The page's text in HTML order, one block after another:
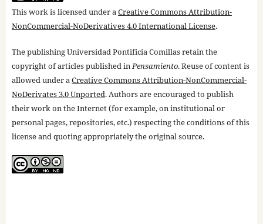
This work is licensed under aCreative Commons Attribution-
NonCommercial-NoDerivatives 4.0 International License.
The publishing Universidad Pontificia Comillas retain the
copyright of articles published inPensamiento. Reuse of content is
allowed under aCreative Commons Attribution-NonCommercial-
NoDerivates 3.0 Unported. Authors are encouraged to publish
their work on the Internet (for example, on institutional or
personal pages, repositories, etc.) respecting the conditions of this
license and quoting appropriately the original source.